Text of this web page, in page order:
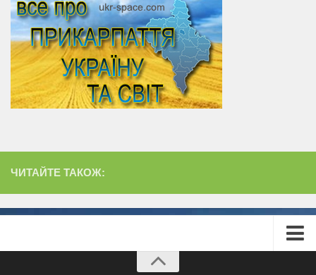
ЧИТАЙТЕ ТАКОЖ: